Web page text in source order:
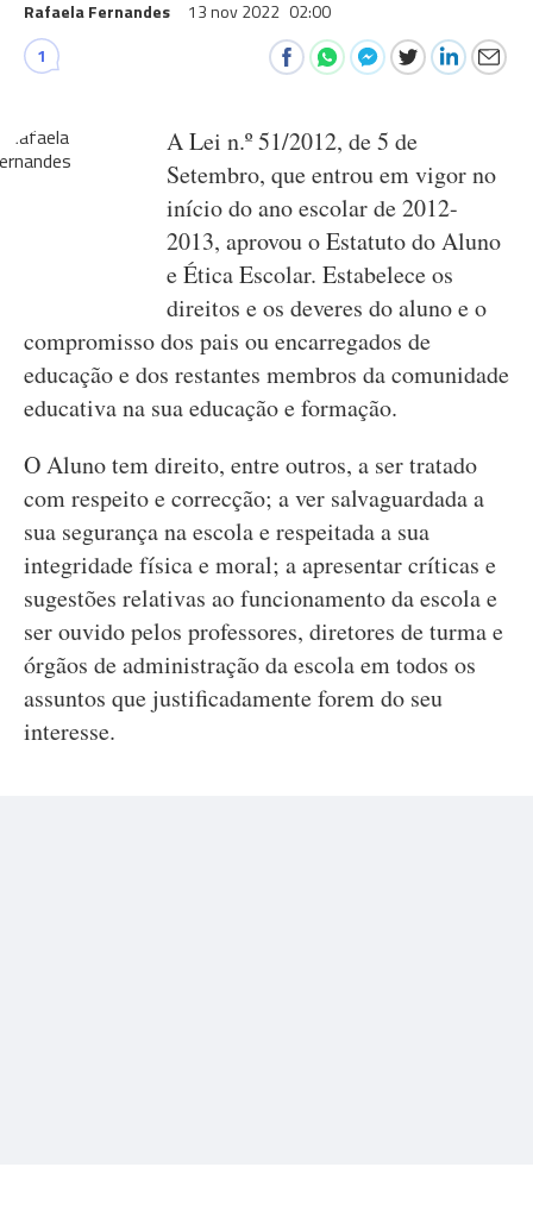
Rafaela Fernandes 13 nov 2022 02:00
1
A Lei n.º 51/2012, de 5 de
Setembro, que entrou em vigor no
início do ano escolar de 2012-
2013, aprovou o Estatuto do Aluno
e Ética Escolar. Estabelece os
direitos e os deveres do aluno e o
compromisso dos pais ou encarregados de
educação e dos restantes membros da comunidade
educativa na sua educação e formação.
O Aluno tem direito, entre outros, a ser tratado
com respeito e correcção; a ver salvaguardada a
sua segurança na escola e respeitada a sua
integridade física e moral; a apresentar críticas e
sugestões relativas ao funcionamento da escola e
ser ouvido pelos professores, diretores de turma e
órgãos de administração da escola em todos os
assuntos que justificadamente forem do seu
interesse.